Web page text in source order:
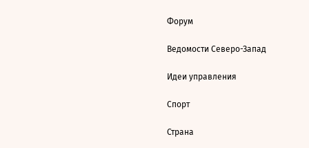
Форум
Ведомости Северо-Запад
Идеи управления
Спорт
Страна